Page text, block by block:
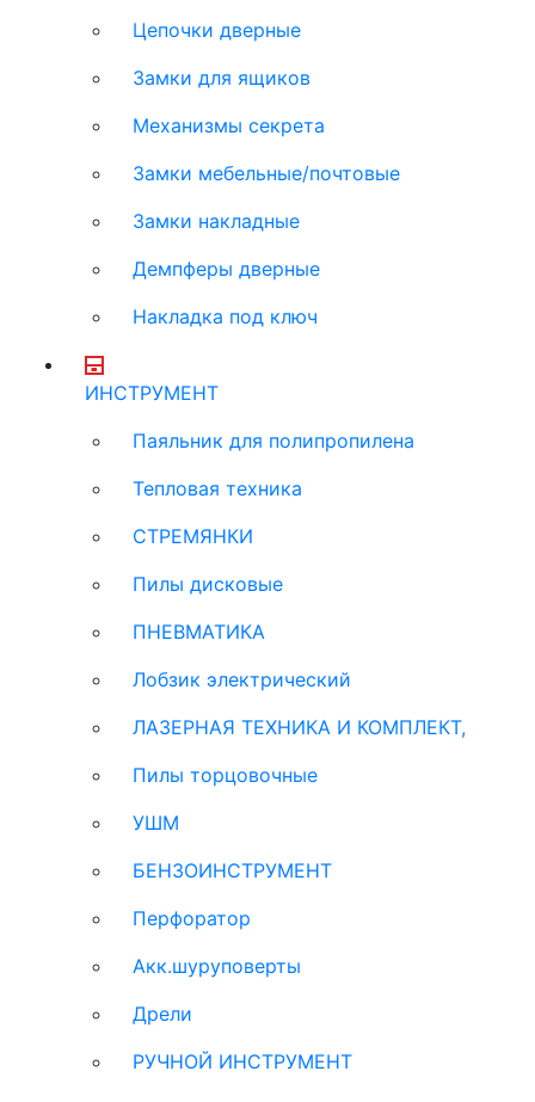
Цепочки дверные
Замки для ящиков
Механизмы секрета
Замки мебельные/почтовые
Замки накладные
Демпферы дверные
Накладка под ключ
ИНСТРУМЕНТ
Паяльник для полипропилена
Тепловая техника
СТРЕМЯНКИ
Пилы дисковые
ПНЕВМАТИКА
Лобзик электрический
ЛАЗЕРНАЯ ТЕХНИКА И КОМПЛЕКТ,
Пилы торцовочные
УШМ
БЕНЗОИНСТРУМЕНТ
Перфоратор
Акк.шуруповерты
Дрели
РУЧНОЙ ИНСТРУМЕНТ